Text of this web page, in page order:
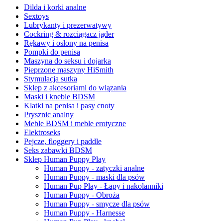
Dilda i korki analne
Sextoys
Lubrykanty i prezerwatywy
Cockring & rozciągacz jąder
Rękawy i osłony na penisa
Pompki do penisa
Maszyna do seksu i dojarka
Pieprzone maszyny HiSmith
Stymulacja sutka
Sklep z akcesoriami do wiązania
Maski i kneble BDSM
Klatki na penisa i pasy cnoty
Prysznic analny
Meble BDSM i meble erotyczne
Elektroseks
Pejcze, floggery i paddle
Seks zabawki BDSM
Sklep Human Puppy Play
Human Puppy - zatyczki analne
Human Puppy - maski dla psów
Human Pup Play - Łapy i nakolanniki
Human Puppy - Obroża
Human Puppy - smycze dla psów
Human Puppy - Harnesse